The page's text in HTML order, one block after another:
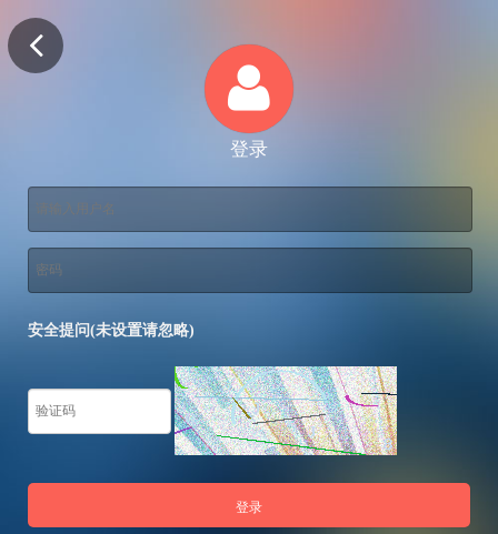
登录
安全提问(未设置请忽略)
登录